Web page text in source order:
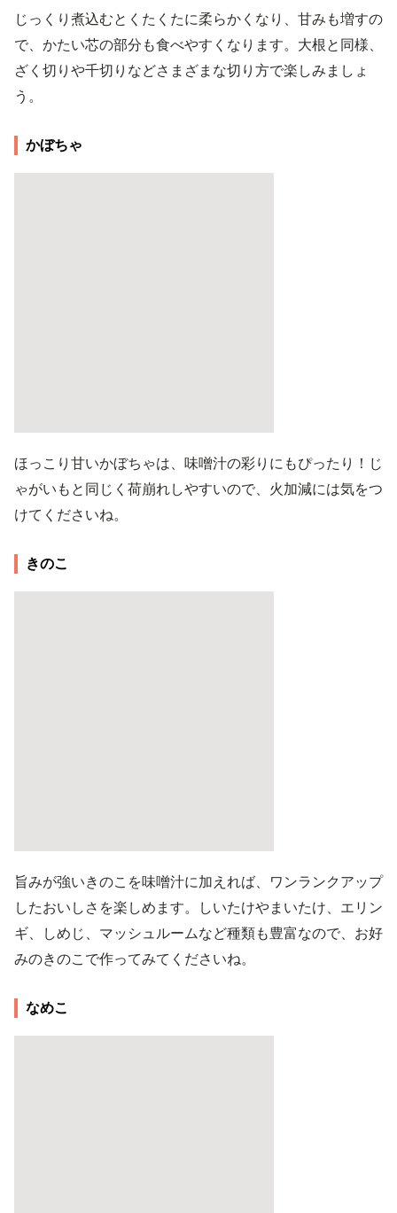
じっくり煮込むとくたくたに柔らかくなり、甘みも増すの
で、かたい芯の部分も食べやすくなります。大根と同様、
ざく切りや千切りなどさまざまな切り方で楽しみましょ
う。
かぼちゃ
ほっこり甘いかぼちゃは、味噌汁の彩りにもぴったり！じ
ゃがいもと同じく荷崩れしやすいので、火加減には気をつ
けてくださいね。
きのこ
旨みが強いきのこを味噌汁に加えれば、ワンランクアップ
したおいしさを楽しめます。しいたけやまいたけ、エリン
ギ、しめじ、マッシュルームなど種類も豊富なので、お好
みのきのこで作ってみてくださいね。
なめこ